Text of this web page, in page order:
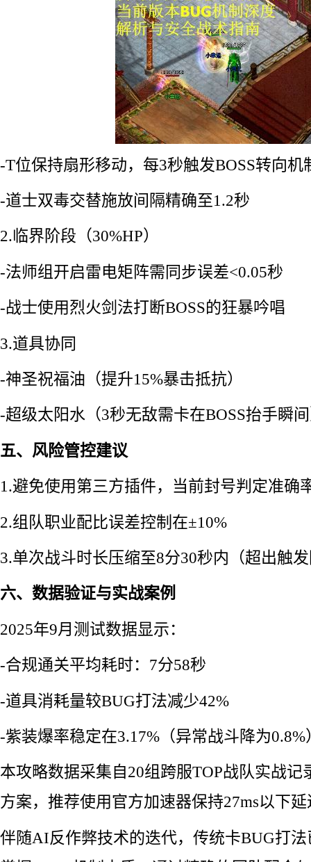
-T位保持扇形移动，每3秒触发BOSS转向机
-道士双毒交替施放间隔精确至1.2秒
2.临界阶段（30%HP）
-法师组开启雷电矩阵需同步误差<0.05秒
-战士使用烈火剑法打断BOSS的狂暴吟唱
3.道具协同
-神圣祝福油（提升15%暴击抵抗）
-超级太阳水（3秒无敌需卡在BOSS抬手瞬
五、风险管控建议
1.避免使用第三方插件，当前封号判定准确
2.组队职业配比误差控制在±10%
3.单次战斗时长压缩至8分30秒内（超出触
六、数据验证与实战案例
2025年9月测试数据显示：
-合规通关平均耗时：7分58秒
-道具消耗量较BUG打法减少42%
-紫装爆率稳定在3.17%（异常战斗降为0.8%
本攻略数据采集自20组跨服TOP战队实战记
方案，推荐使用官方加速器保持27ms以下延
伴随AI反作弊技术的迭代，传统卡BUG打